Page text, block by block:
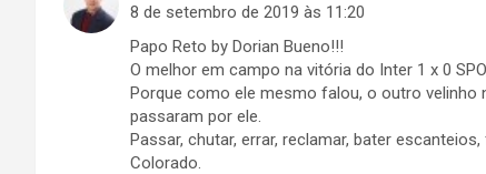
8 de setembro de 2019 às 11:20
Papo Reto by Dorian Bueno!!!
O melhor em campo na vitória do Inter 1 x 0
Porque como ele mesmo falou, o outro
passaram por ele.
Passar, chutar, errar, reclamar, bater
Colorado.